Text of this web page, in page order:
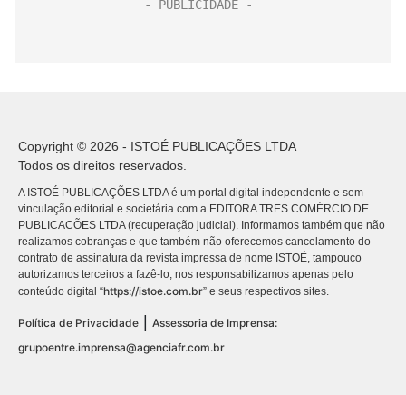
Copyright © 2026 - ISTOÉ PUBLICAÇÕES LTDA
Todos os direitos reservados.
A ISTOÉ PUBLICAÇÕES LTDA é um portal digital independente e sem
vinculação editorial e societária com a EDITORA TRES COMÉRCIO DE
PUBLICACÕES LTDA (recuperação judicial). Informamos também que não
realizamos cobranças e que também não oferecemos cancelamento do
contrato de assinatura da revista impressa de nome ISTOÉ, tampouco
autorizamos terceiros a fazê-lo, nos responsabilizamos apenas pelo
conteúdo digital “https://istoe.com.br” e seus respectivos sites.
Política de Privacidade
Assessoria de Imprensa:
grupoentre.imprensa@agenciafr.com.br